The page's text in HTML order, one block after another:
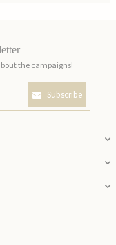
the campaigns!
Subscribe